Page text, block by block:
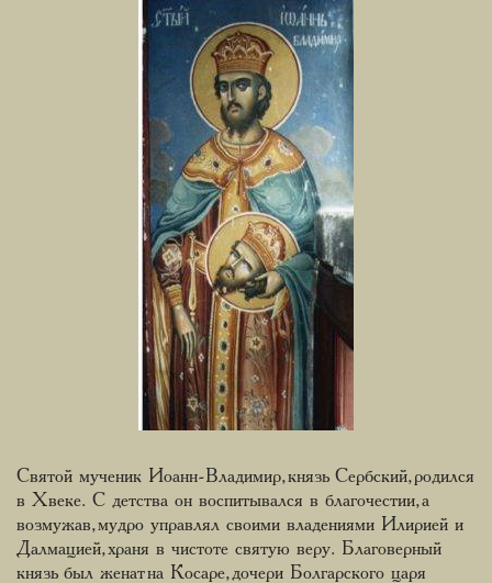
Святой мученик Иоанн-Владимир, князь Сербский, родился
в Х веке. С детства он воспитывался в благочестии, а
возмужав, мудро управлял своими владениями Илирией и
Далмацией, храня в чистоте святую веру. Благоверный
князь был женат на Косаре, дочери Болгарского царя